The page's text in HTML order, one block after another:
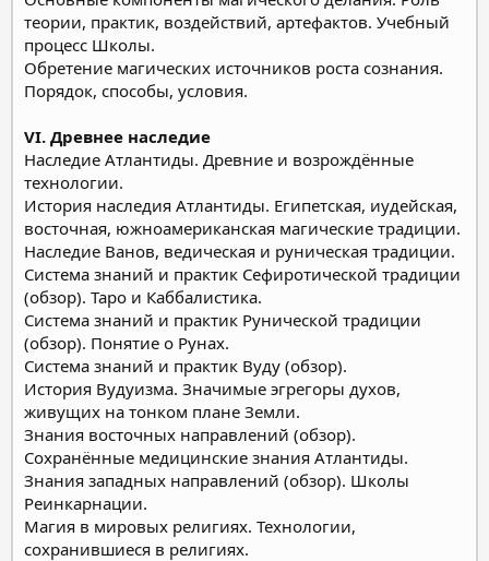
теории, практик, воздействий, артефактов. Учебный
процесс Школы.
Обретение магических источников роста сознания.
Порядок, способы, условия.
VI. Древнее наследие
Наследие Атлантиды. Древние и возрождённые
технологии.
История наследия Атлантиды. Египетская, иудейская,
восточная, южноамериканская магические традиции.
Наследие Ванов, ведическая и руническая традиции.
Система знаний и практик Сефиротической традиции
(обзор). Таро и Каббалистика.
Система знаний и практик Рунической традиции
(обзор). Понятие о Рунах.
Система знаний и практик Вуду (обзор).
История Вудуизма. Значимые эгрегоры духов,
живущих на тонком плане Земли.
Знания восточных направлений (обзор).
Сохранённые медицинские знания Атлантиды.
Знания западных направлений (обзор). Школы
Реинкарнации.
Магия в мировых религиях. Технологии,
сохранившиеся в религиях.